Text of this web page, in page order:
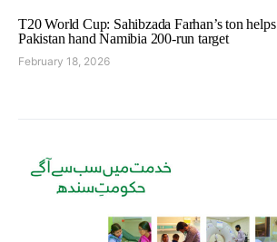
T20 World Cup: Sahibzada Farhan’s ton helps
Pakistan hand Namibia 200-run target
February 18, 2026